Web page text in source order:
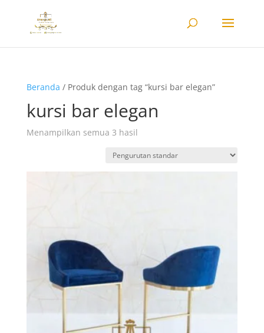
Beranda / Produk dengan tag “kursi bar elegan”
kursi bar elegan
Menampilkan semua 3 hasil